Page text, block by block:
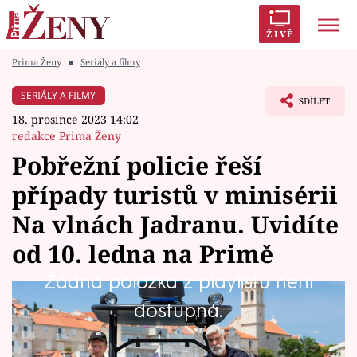
ŽIVĚ
Módní alarm
Témata
Celebrity
Vztahy
Seriály
Prima Ženy ■ Seriály a filmy
SERIÁLY A FILMY
18. prosince 2023 14:02
redakce Prima Ženy
SDÍLET
Pobřežní policie řeší
případy turistů v minisérii
Na vlnách Jadranu. Uvidíte
od 10. ledna na Primě
Žádná položka z playlistu není
dostupná.
Od středy 10. ledna má na Primě premiéru
volné pokračování seriálového hitu Pod
hladinou s názvem Na vlnách Jadranu. I v ráji